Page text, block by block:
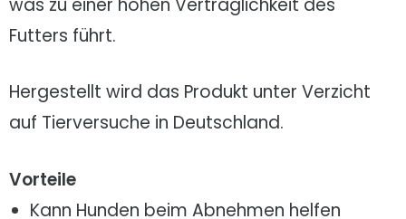
Futters führt.
Hergestellt wird das Produkt unter Verzicht
auf Tierversuche in Deutschland.
Vorteile
Kann Hunden beim Abnehmen helfen